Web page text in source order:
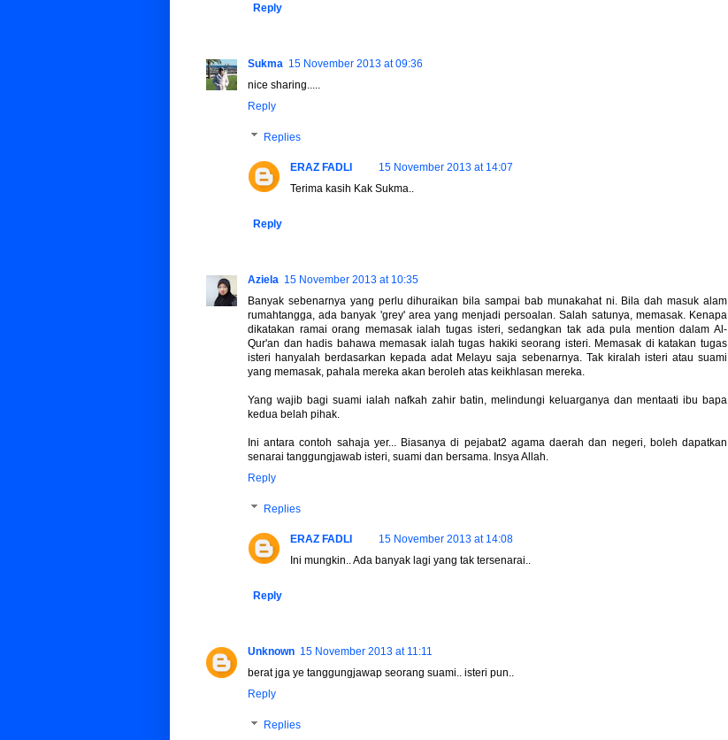
Reply
Sukma 15 November 2013 at 09:36
nice sharing.....
Reply
Replies
ERAZ FADLI
15 November 2013 at 14:07
Terima kasih Kak Sukma..
Reply
Aziela 15 November 2013 at 10:35
Banyak sebenarnya yang perlu dihuraikan bila sampai bab munakahat ni. Bila dah masuk alam
rumahtangga, ada banyak 'grey' area yang menjadi persoalan. Salah satunya, memasak. Kenapa
dikatakan ramai orang memasak ialah tugas isteri, sedangkan tak ada pula mention dalam Al-
Qur'an dan hadis bahawa memasak ialah tugas hakiki seorang isteri. Memasak di katakan tugas
isteri hanyalah berdasarkan kepada adat Melayu saja sebenarnya. Tak kiralah isteri atau suami
yang memasak, pahala mereka akan beroleh atas keikhlasan mereka.
Yang wajib bagi suami ialah nafkah zahir batin, melindungi keluarganya dan mentaati ibu bapa
kedua belah pihak.
Ini antara contoh sahaja yer... Biasanya di pejabat2 agama daerah dan negeri, boleh dapatkan
senarai tanggungjawab isteri, suami dan bersama. Insya Allah.
Reply
Replies
ERAZ FADLI
15 November 2013 at 14:08
Ini mungkin.. Ada banyak lagi yang tak tersenarai..
Reply
Unknown 15 November 2013 at 11:11
berat jga ye tanggungjawap seorang suami.. isteri pun..
Reply
Replies